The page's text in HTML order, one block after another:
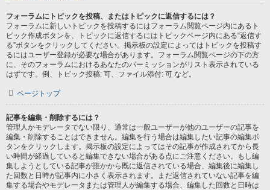
フォーラムにトピックを投稿、またはトピックに返信するには？
フォーラムに新しいトピックを投稿するにはフォーラム閲覧ページ内にあるト
ピック作成ボタンを、トピックに返信するにはトピックページ内にある“返信す
る”ボタンをクリックしてください。掲示板の設定によってはトピックを投稿す
るにはユーザー登録が必要な場合があります。フォーラム閲覧ページの下の方
に、そのフォーラムにおけるあなたのパーミッションがリスト表示されている
はずです。例、トピック投稿: 可、ファイル添付: 可 など。
ページトップ
記事を編集・削除するには？
管理人かモデレータでない限り、通常は一般ユーザーが他のユーザーの記事を
編集・削除することはできません。編集を行う場合は編集したい記事の編集ボ
タンをクリックします。掲示板の設定によってはその記事が作成されてから長
い時間が経過していると編集できない場合がある点にご注意ください。もし編
集しようとしている記事が誰かから既に返信されている場合、編集後に編集し
た回数と日時が記事内に小さく表示されます。まだ返信されていない記事を編
集する場合やモデレータまたは管理人が編集する場合、編集した回数と日時は